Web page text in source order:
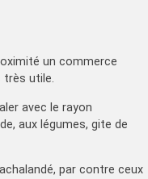
un commerce
très utile.
avec le rayon
aux légumes, gite de
par contre ceux